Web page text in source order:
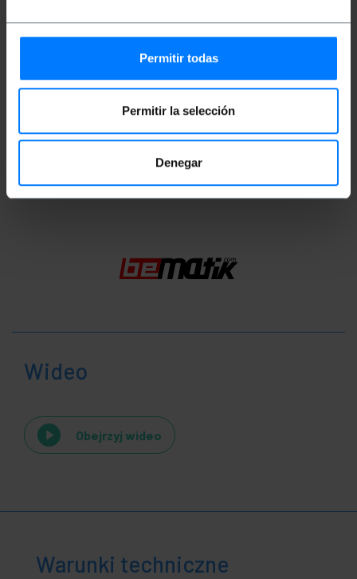
Permitir todas
Permitir la selección
Denegar
Waga brutto: 20 g
wysokość): 20.0 x 19.0 x 1.5 cm
Środki w pakiecie: 20.0 x 19.0 x 1.5 cm
Wideo
Obejrzyj wideo
Warunki techniczne